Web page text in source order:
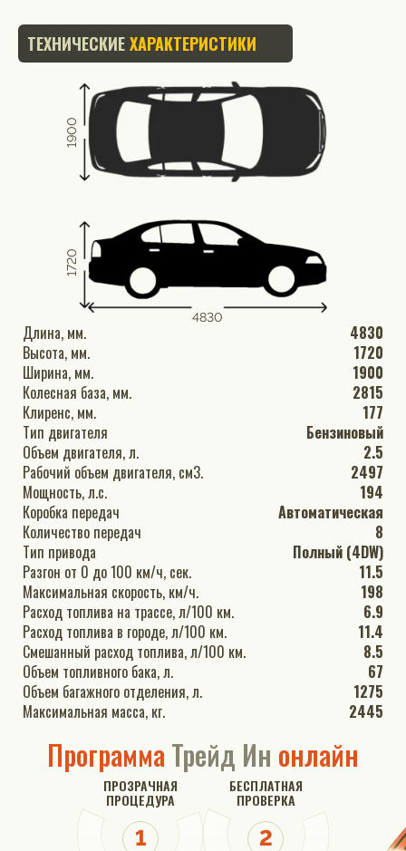
ТЕХНИЧЕСКИЕХАРАКТЕРИСТИКИ
4830
1720
1900
Длина, мм.
4830
Высота, мм.
1720
Ширина, мм.
1900
Колесная база, мм.
2815
Клиренс, мм.
177
Тип двигателя
Бензиновый
Объем двигателя, л.
2.5
Рабочий объем двигателя, см3.
2497
Мощность, л.с.
194
Коробка передач
Автоматическая
Количество передач
8
Тип привода
Полный (4DW)
Разгон от 0 до 100 км/ч, сек.
11.5
Максимальная скорость, км/ч.
198
Расход топлива на трассе, л/100 км.
6.9
Расход топлива в городе, л/100 км.
11.4
Смешанный расход топлива, л/100 км.
8.5
Объем топливного бака, л.
67
Объем багажного отделения, л.
1275
Максимальная масса, кг.
2445
ПрограммаТрейд Ин онлайн
ПРОЗРАЧНАЯ
ПРОЦЕДУРА
БЕСПЛАТНАЯ
ПРОВЕРКА